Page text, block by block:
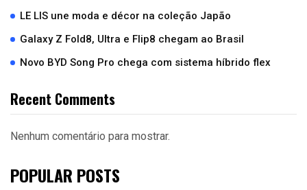
LE LIS une moda e décor na coleção Japão
Galaxy Z Fold8, Ultra e Flip8 chegam ao Brasil
Novo BYD Song Pro chega com sistema híbrido flex
Recent Comments
Nenhum comentário para mostrar.
POPULAR POSTS